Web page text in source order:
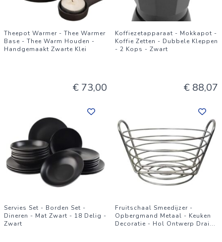
Theepot Warmer - Thee Warmer
Base - Thee Warm Houden -
Handgemaakt Zwarte Klei
€ 73,00
Koffiezetapparaat - Mokkapot -
Koffie Zetten - Dubbele Kleppen
- 2 Kops - Zwart
€ 88,07
Servies Set - Borden Set -
Dineren - Mat Zwart - 18 Delig -
Zwart
Fruitschaal Smeedijzer -
Opbergmand Metaal - Keuken
Decoratie - Hol Ontwerp Drai...